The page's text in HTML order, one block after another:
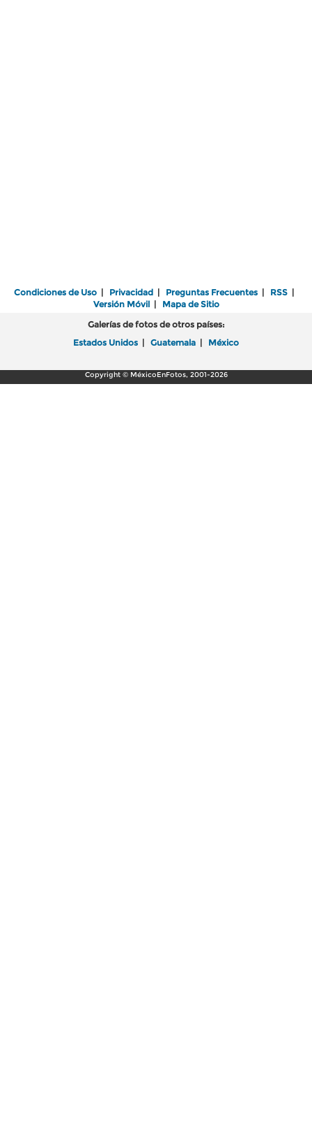
Condiciones de Uso | Privacidad | Preguntas Frecuentes | RSS |
Versión Móvil| Mapa de Sitio
Galerías de fotos de otros países:
Estados Unidos | Guatemala | México
Copyright © MéxicoEnFotos, 2001-2026